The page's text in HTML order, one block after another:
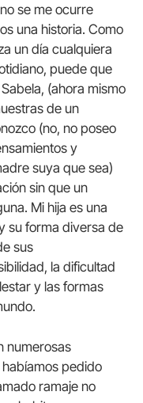
se me ocurre
una historia. Como
un día cualquiera
puede que
(ahora mismo
de un
(no, no poseo
y
suya que sea)
sin que un
Mi hija es una
su forma diversa de
sus
la dificultad
y las formas
numerosas
pedido
ramaje no